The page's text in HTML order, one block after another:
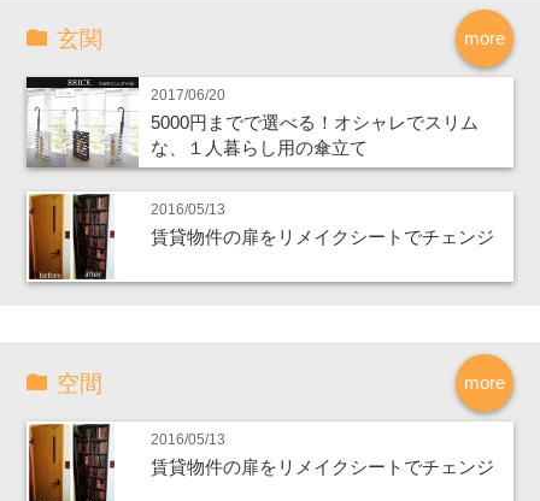
more
玄関
2017/06/20
5000円までで選べる！オシャレでスリム
な、１人暮らし用の傘立て
2016/05/13
賃貸物件の扉をリメイクシートでチェンジ
more
空間
2016/05/13
賃貸物件の扉をリメイクシートでチェンジ